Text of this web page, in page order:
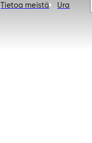
Tietoa meistä Ura